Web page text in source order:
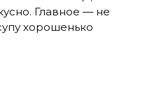
Главное — не
хорошенько